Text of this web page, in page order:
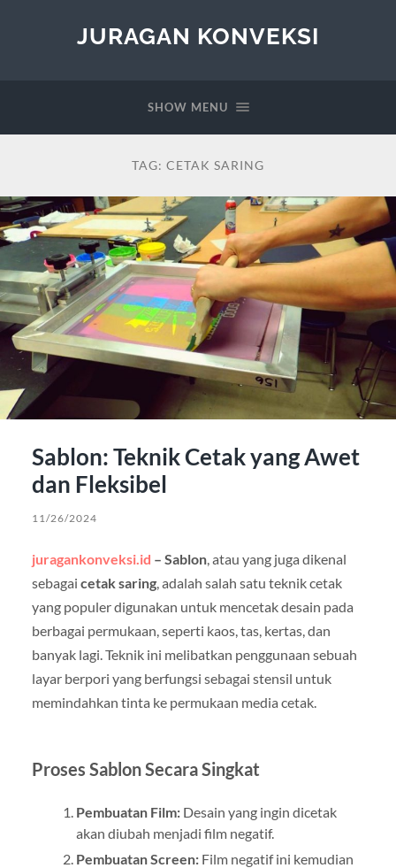
JURAGAN KONVEKSI
SHOW MENU
TAG: CETAK SARING
Sablon: Teknik Cetak yang Awet
dan Fleksibel
11/26/2024
juragankonveksi.id – Sablon, atau yang juga dikenal
sebagai cetak saring, adalah salah satu teknik cetak
yang populer digunakan untuk mencetak desain pada
berbagai permukaan, seperti kaos, tas, kertas, dan
banyak lagi. Teknik ini melibatkan penggunaan sebuah
layar berpori yang berfungsi sebagai stensil untuk
memindahkan tinta ke permukaan media cetak.
Proses Sablon Secara Singkat
Pembuatan Film:Desain yang ingin dicetak
akan diubah menjadi film negatif.
Pembuatan Screen:Film negatif ini kemudian